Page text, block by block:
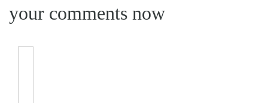
your comments now